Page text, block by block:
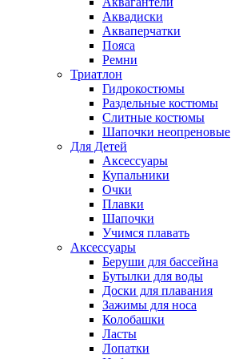
Аквадиски
Акваперчатки
Пояса
Ремни
Триатлон
Гидрокостюмы
Раздельные костюмы
Слитные костюмы
Шапочки неопреновые
Для Детей
Аксессуары
Купальники
Очки
Плавки
Шапочки
Учимся плавать
Аксессуары
Беруши для бассейна
Бутылки для воды
Доски для плавания
Зажимы для носа
Колобашки
Ласты
Лопатки